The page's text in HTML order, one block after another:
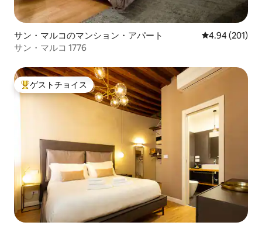
サン・マルコのマンション・アパート レビュー201
4.94 (201)
サン・マルコ 1776
大好評のゲストチョイスです。
ゲストチョイス